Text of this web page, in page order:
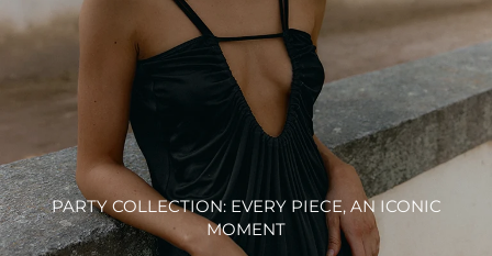
PARTY COLLECTION: EVERY PIECE, AN ICONIC
MOMENT